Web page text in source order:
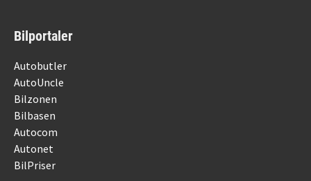
Bilportaler
Autobutler
AutoUncle
Bilzonen
Bilbasen
Autocom
Autonet
BilPriser